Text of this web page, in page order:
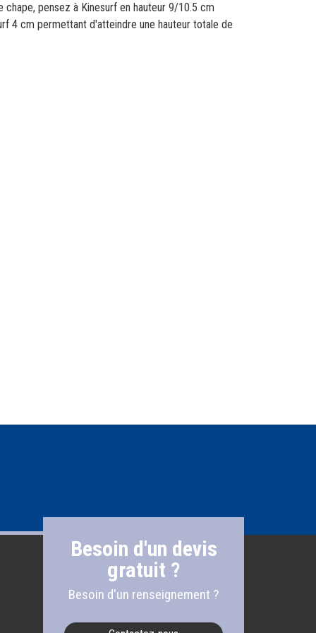
pensez à Kinesurf en hauteur 9/10.5 cm
4 cm permettant d'atteindre une hauteur totale de
Besoin d'un devis
gratuit ?
Besoin d'un renseignement ?